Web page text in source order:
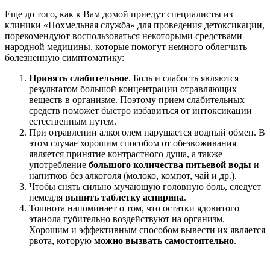
Еще до того, как к Вам домой приедут специалисты из
клиники «Похмельная служба» для проведения детоксикации,
порекомендуют воспользоваться некоторыми средствами
народной медицины, которые помогут немного облегчить
болезненную симптоматику:
Принять слабительное. Боль и слабость являются
результатом большой концентрации отравляющих
веществ в организме. Поэтому прием слабительных
средств поможет быстро избавиться от интоксикации
естественным путем.
При отравлении алкоголем нарушается водный обмен. В
этом случае хорошим способом от обезвоживания
является принятие контрастного душа, а также
употребление большого количества питьевой воды и
напитков без алкоголя (молоко, компот, чай и др.).
Чтобы снять сильно мучающую головную боль, следует
немедля выпить таблетку аспирина.
Тошнота напоминает о том, что остатки ядовитого
этанола губительно воздействуют на организм.
Хорошим и эффективным способом вывести их является
рвота, которую можно вызвать самостоятельно.